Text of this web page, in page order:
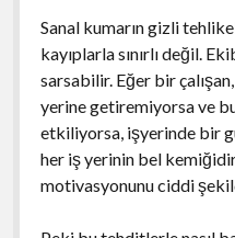
Sanal kumarın gizli
kayıplarla sınırlı değil.
sarsabilir. Eğer bir
yerine getiremiyorsa ve
etkiliyorsa, işyerinde bir
her iş yerinin bel
motivasyonunu ciddi